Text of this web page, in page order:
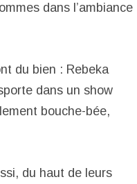
dans l’ambiance
du bien : Rebeka
dans un show
bouche-bée,
du haut de leurs